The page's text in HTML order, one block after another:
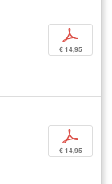
p
€ 14,95
p
€ 14,95